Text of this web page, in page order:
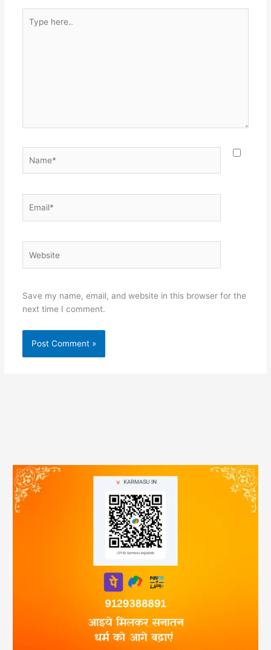
here..
Save my name, email, and website in this browser for the
next time I comment.